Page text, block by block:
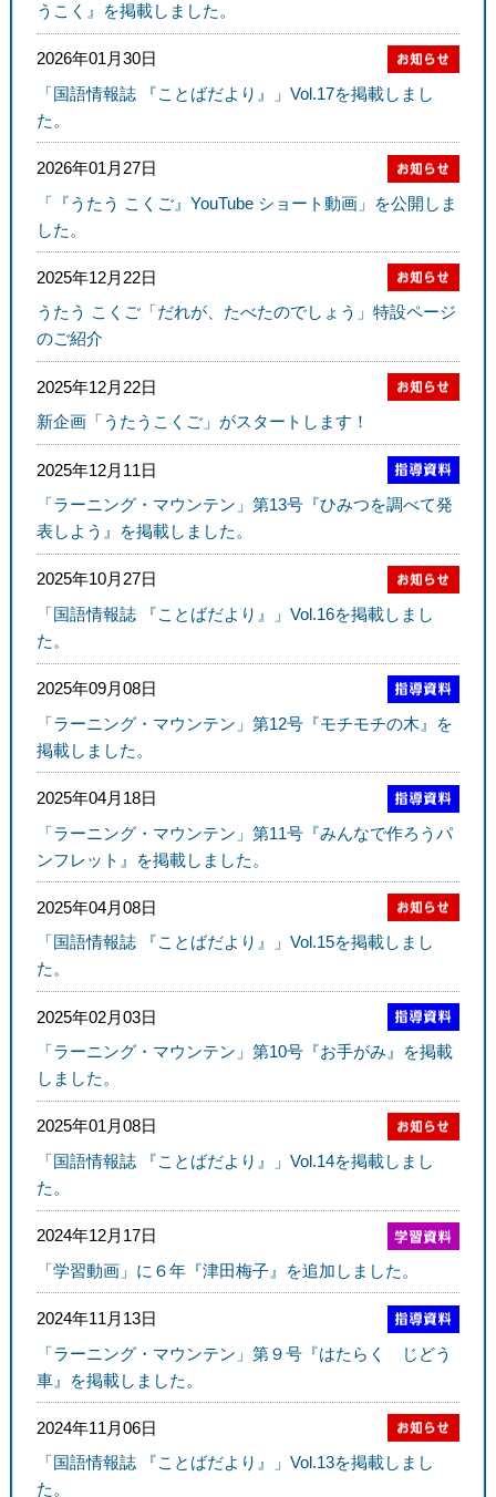
うこく』を掲載しました。
2026年01月30日
「国語情報誌 『ことばだより』」Vol.17を掲載しまし
た。
2026年01月27日
「『うたう こくご』YouTube ショート動画」を公開しま
した。
2025年12月22日
うたう こくご「だれが、たべたのでしょう」特設ページ
のご紹介
2025年12月22日
新企画「うたうこくご」がスタートします！
2025年12月11日
「ラーニング・マウンテン」第13号『ひみつを調べて発
表しよう』を掲載しました。
2025年10月27日
「国語情報誌 『ことばだより』」Vol.16を掲載しまし
た。
2025年09月08日
「ラーニング・マウンテン」第12号『モチモチの木』を
掲載しました。
2025年04月18日
「ラーニング・マウンテン」第11号『みんなで作ろうパ
ンフレット』を掲載しました。
2025年04月08日
「国語情報誌 『ことばだより』」Vol.15を掲載しまし
た。
2025年02月03日
「ラーニング・マウンテン」第10号『お手がみ』を掲載
しました。
2025年01月08日
「国語情報誌 『ことばだより』」Vol.14を掲載しまし
た。
2024年12月17日
「学習動画」に６年『津田梅子』を追加しました。
2024年11月13日
「ラーニング・マウンテン」第９号『はたらく じどう
車』を掲載しました。
2024年11月06日
「国語情報誌 『ことばだより』」Vol.13を掲載しまし
た。